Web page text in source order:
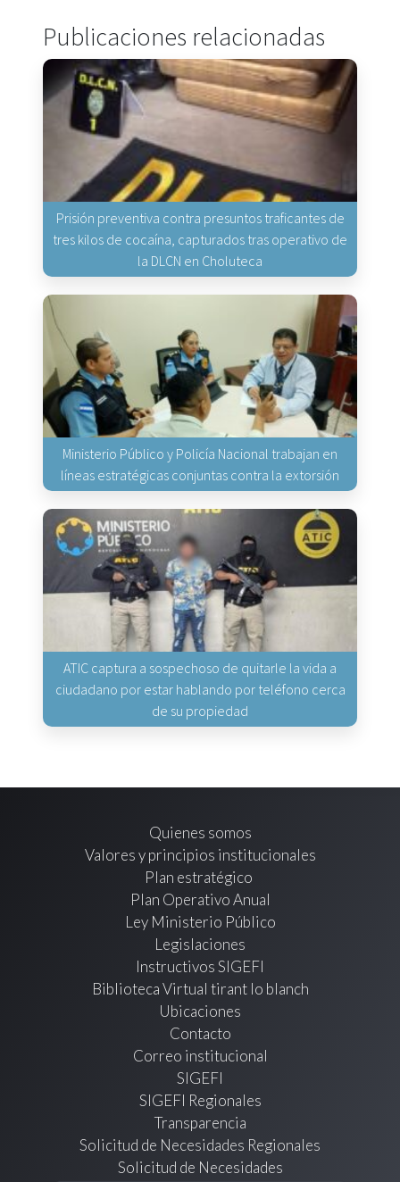
Publicaciones relacionadas
Prisión preventiva contra presuntos traficantes de
tres kilos de cocaína, capturados tras operativo de
la DLCN en Choluteca
Ministerio Público y Policía Nacional trabajan en
líneas estratégicas conjuntas contra la extorsión
ATIC captura a sospechoso de quitarle la vida a
ciudadano por estar hablando por teléfono cerca
de su propiedad
Quienes somos
Valores y principios institucionales
Plan estratégico
Plan Operativo Anual
Ley Ministerio Público
Legislaciones
Instructivos SIGEFI
Biblioteca Virtual tirant lo blanch
Ubicaciones
Contacto
Correo institucional
SIGEFI
SIGEFI Regionales
Transparencia
Solicitud de Necesidades Regionales
Solicitud de Necesidades